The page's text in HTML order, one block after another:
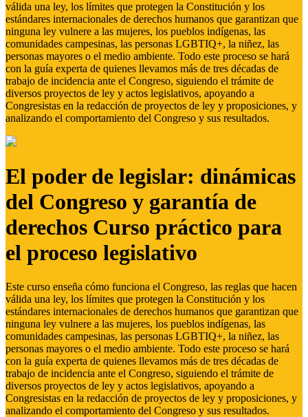
válida una ley, los límites que protegen la Constitución y los
estándares internacionales de derechos humanos que garantizan que
ninguna ley vulnere a las mujeres, los pueblos indígenas, las
comunidades campesinas, las personas LGBTIQ+, la niñez, las
personas mayores o el medio ambiente. Todo este proceso se hará
con la guía experta de quienes llevamos más de tres décadas de
trabajo de incidencia ante el Congreso, siguiendo el trámite de
diversos proyectos de ley y actos legislativos, apoyando a
Congresistas en la redacción de proyectos de ley y proposiciones, y
analizando el comportamiento del Congreso y sus resultados.
El poder de legislar: dinámicas
del Congreso y garantía de
derechos Curso práctico para
el proceso legislativo
Este curso enseña cómo funciona el Congreso, las reglas que hacen
válida una ley, los límites que protegen la Constitución y los
estándares internacionales de derechos humanos que garantizan que
ninguna ley vulnere a las mujeres, los pueblos indígenas, las
comunidades campesinas, las personas LGBTIQ+, la niñez, las
personas mayores o el medio ambiente. Todo este proceso se hará
con la guía experta de quienes llevamos más de tres décadas de
trabajo de incidencia ante el Congreso, siguiendo el trámite de
diversos proyectos de ley y actos legislativos, apoyando a
Congresistas en la redacción de proyectos de ley y proposiciones, y
analizando el comportamiento del Congreso y sus resultados.